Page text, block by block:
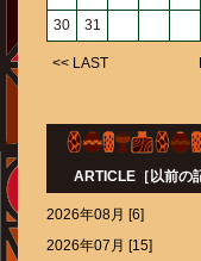
30
31
<< LAST
ARTICLE［以前の
2026年08月 [6]
2026年07月 [15]